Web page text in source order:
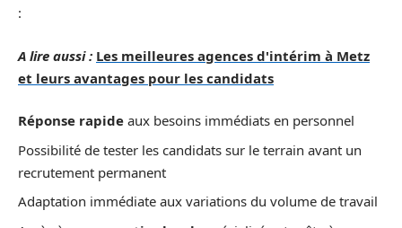
:
A lire aussi : Les meilleures agences d'intérim à Metz
et leurs avantages pour les candidats
Réponse rapide aux besoins immédiats en personnel
Possibilité de tester les candidats sur le terrain avant un
recrutement permanent
Adaptation immédiate aux variations du volume de travail